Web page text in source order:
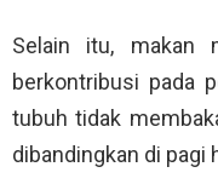
Selain itu, makan
berkontribusi pada
tubuh tidak
dibandingkan di pagi